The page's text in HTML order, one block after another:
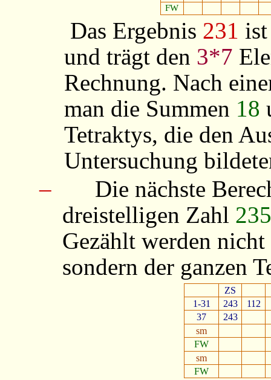
FW
Das Ergebnis 231
und trägt den 3*7
Rechnung. Nach
man die Summen 18
Tetraktys, die den
Untersuchung
–
Die nächste
dreistelligen Zahl 235
Gezählt werden
sondern der ganzen
ZS
1-31
243
112
37
243
sm
FW
sm
FW